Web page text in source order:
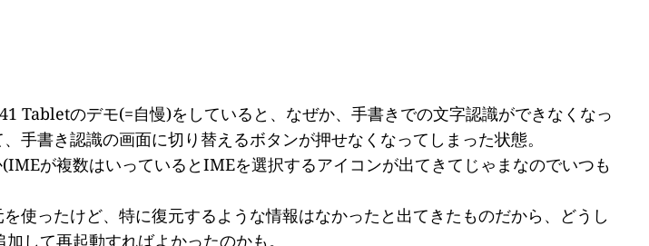
Tabletのデモ(=自慢)をしていると、なぜか、手書きでの文字認識ができなくなっ
書き認識の画面に切り替えるボタンが押せなくなってしまった状態。
が複数はいっているとIMEを選択するアイコンが出てきてじゃまなのでいつも
使ったけど、特に復元するような情報はなかったと出てきたものだから、どうし
して再起動すればよかったのかも。